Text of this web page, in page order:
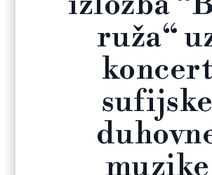
ruža“
koncert
sufijske
muzike